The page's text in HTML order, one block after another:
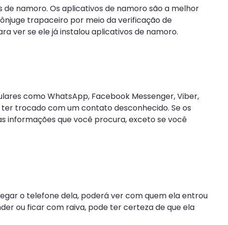
namoro. Os aplicativos de namoro são a melhor
trapaceiro por meio da verificação de
ver se ele já instalou aplicativos de namoro.
como WhatsApp, Facebook Messenger, Viber,
trocado com um contato desconhecido. Se os
informações que você procura, exceto se você
o telefone dela, poderá ver com quem ela entrou
ou ficar com raiva, pode ter certeza de que ela